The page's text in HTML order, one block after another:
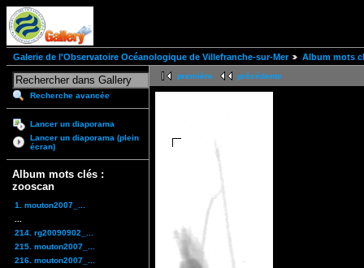
Galerie de l'Observatoire Océanologique de Villefranche-sur-Mer Album mots
Recherche avancée
Lancer un diaporama
Lancer un diaporama (plein
écran)
Album mots clés :
zooscan
1. mouton2007_...
214. rg20090902_...
215. mouton2007_...
216. mouton2007_...
première précédente